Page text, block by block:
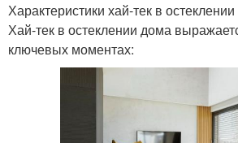
Характеристики хай-тек в остеклении
Хай-тек в остеклении дома
ключевых моментах: